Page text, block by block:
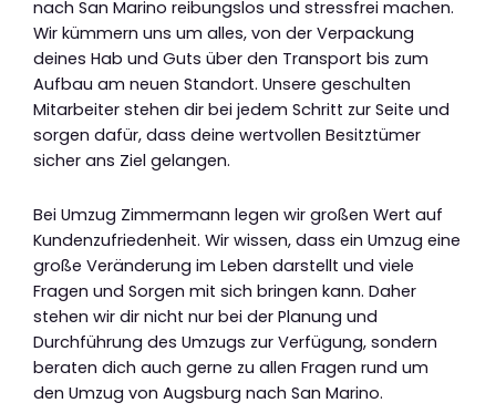
nach San Marino reibungslos und stressfrei machen.
Wir kümmern uns um alles, von der Verpackung
deines Hab und Guts über den Transport bis zum
Aufbau am neuen Standort. Unsere geschulten
Mitarbeiter stehen dir bei jedem Schritt zur Seite und
sorgen dafür, dass deine wertvollen Besitztümer
sicher ans Ziel gelangen.
Bei Umzug Zimmermann legen wir großen Wert auf
Kundenzufriedenheit. Wir wissen, dass ein Umzug eine
große Veränderung im Leben darstellt und viele
Fragen und Sorgen mit sich bringen kann. Daher
stehen wir dir nicht nur bei der Planung und
Durchführung des Umzugs zur Verfügung, sondern
beraten dich auch gerne zu allen Fragen rund um
den Umzug von Augsburg nach San Marino.